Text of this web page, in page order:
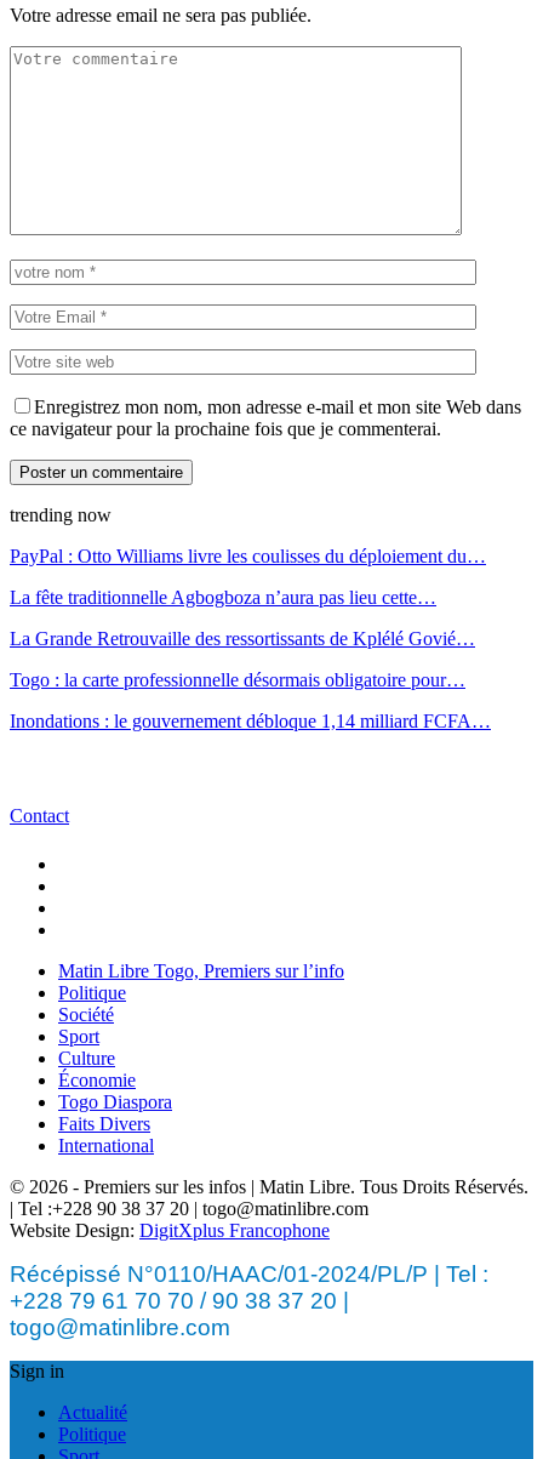
Votre adresse email ne sera pas publiée.
Enregistrez mon nom, mon adresse e-mail et mon site Web dans
ce navigateur pour la prochaine fois que je commenterai.
trending now
PayPal : Otto Williams livre les coulisses du déploiement du…
La fête traditionnelle Agbogboza n’aura pas lieu cette…
La Grande Retrouvaille des ressortissants de Kplélé Govié…
Togo : la carte professionnelle désormais obligatoire pour…
Inondations : le gouvernement débloque 1,14 milliard FCFA…
Contact
Matin Libre Togo, Premiers sur l’info
Politique
Société
Sport
Culture
Économie
Togo Diaspora
Faits Divers
International
© 2026 - Premiers sur les infos | Matin Libre. Tous Droits Réservés.
| Tel :+228 90 38 37 20 | togo@matinlibre.com
Website Design: DigitXplus Francophone
Récépissé N°0110/HAAC/01-2024/PL/P | Tel :
+228 79 61 70 70 / 90 38 37 20 |
togo@matinlibre.com
Sign in
Actualité
Politique